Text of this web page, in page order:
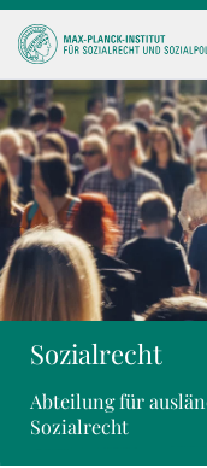
Sozialrecht
Abteilung für
Sozialrecht